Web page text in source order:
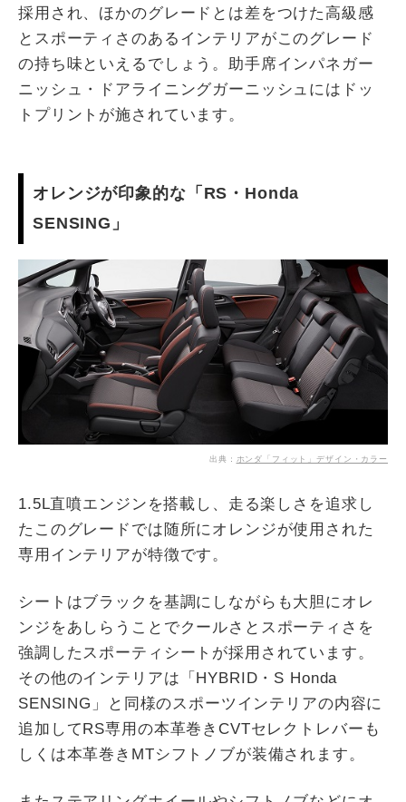
採用され、ほかのグレードとは差をつけた高級感
とスポーティさのあるインテリアがこのグレード
の持ち味といえるでしょう。助手席インパネガー
ニッシュ・ドアライニングガーニッシュにはドッ
トプリントが施されています。
オレンジが印象的な「RS・Honda
SENSING」
出典： ホンダ「フィット」デザイン・カラー
1.5L直噴エンジンを搭載し、走る楽しさを追求し
たこのグレードでは随所にオレンジが使用された
専用インテリアが特徴です。
シートはブラックを基調にしながらも大胆にオレ
ンジをあしらうことでクールさとスポーティさを
強調したスポーティシートが採用されています。
その他のインテリアは「HYBRID・S Honda
SENSING」と同様のスポーツインテリアの内容に
追加してRS専用の本革巻きCVTセレクトレバーも
しくは本革巻きMTシフトノブが装備されます。